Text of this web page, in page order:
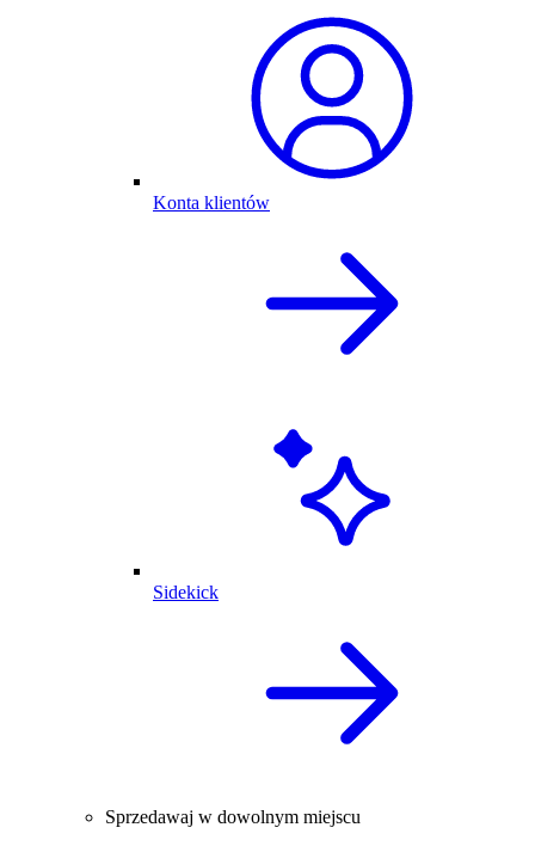
Konta klientów
Sidekick
Sprzedawaj w dowolnym miejscu